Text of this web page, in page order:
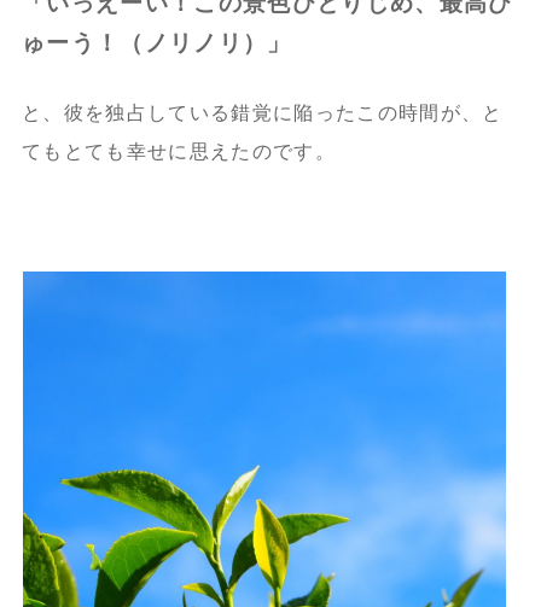
ゅーう！（ノリノリ）」
と、彼を独占している錯覚に陥ったこの時間が、と
てもとても幸せに思えたのです。